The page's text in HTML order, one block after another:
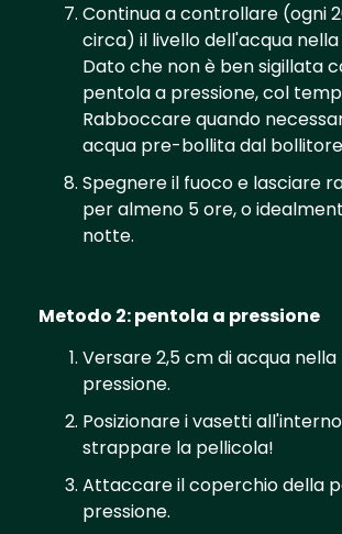
Continua a controllare (ogni
circa) il livello dell'acqua
Dato che non è ben sigillata
pentola a pressione, col
Rabboccare quando
acqua pre-bollita dal
Spegnere il fuoco e lasciare
per almeno 5 ore, o
notte.
Metodo 2: pentola a pressione
Versare 2,5 cm di acqua
pressione.
Posizionare i vasetti
strappare la pellicola!
Attaccare il coperchio della
pressione.